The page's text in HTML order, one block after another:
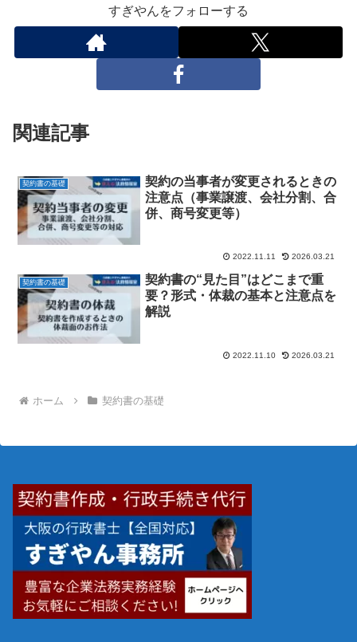
すぎやんをフォローする
関連記事
契約書の基礎
契約の当事者が変更されるときの
注意点（事業譲渡、会社分割、合
併、商号変更等）
2022.11.11 2026.03.21
契約書の基礎
契約書の“見た目”はどこまで重
要？形式・体裁の基本と注意点を
解説
2022.11.10 2026.03.21
ホーム 契約書の基礎